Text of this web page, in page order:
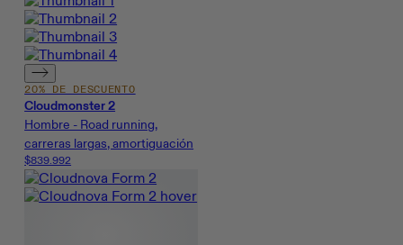
20% DE DESCUENTO
Cloudmonster 2
Hombre - Road running,
carreras largas, amortiguación
$839.992